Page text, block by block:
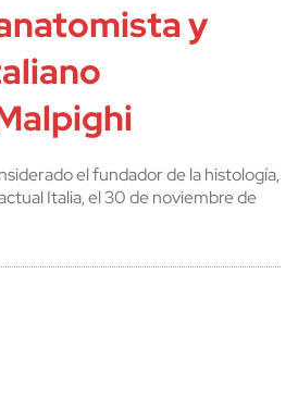
y
el fundador de la histología,
Italia, el 30 de noviembre de